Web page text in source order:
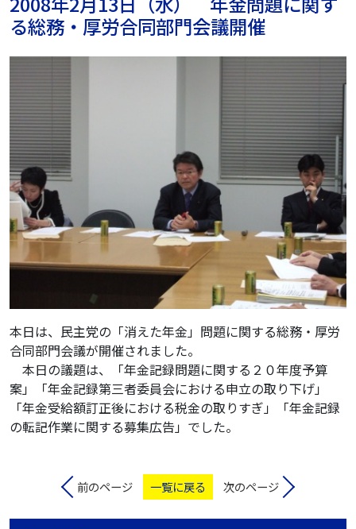
る総務・厚労合同部門会議開催
本日は、民主党の「消えた年金」問題に関する総務・厚労
合同部門会議が開催されました。
本日の議題は、「年金記録問題に関する２０年度予算
案」「年金記録第三者委員会における申立の取り下げ」
「年金受給額訂正後における税金の取りすぎ」「年金記録
の転記作業に関する募集広告」でした。
前のページ 一覧に戻る 次のページ